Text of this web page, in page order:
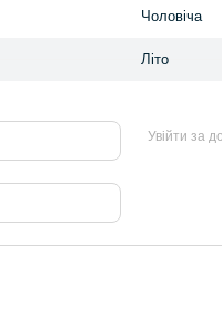
Чоловіча
Літо
Увійти за